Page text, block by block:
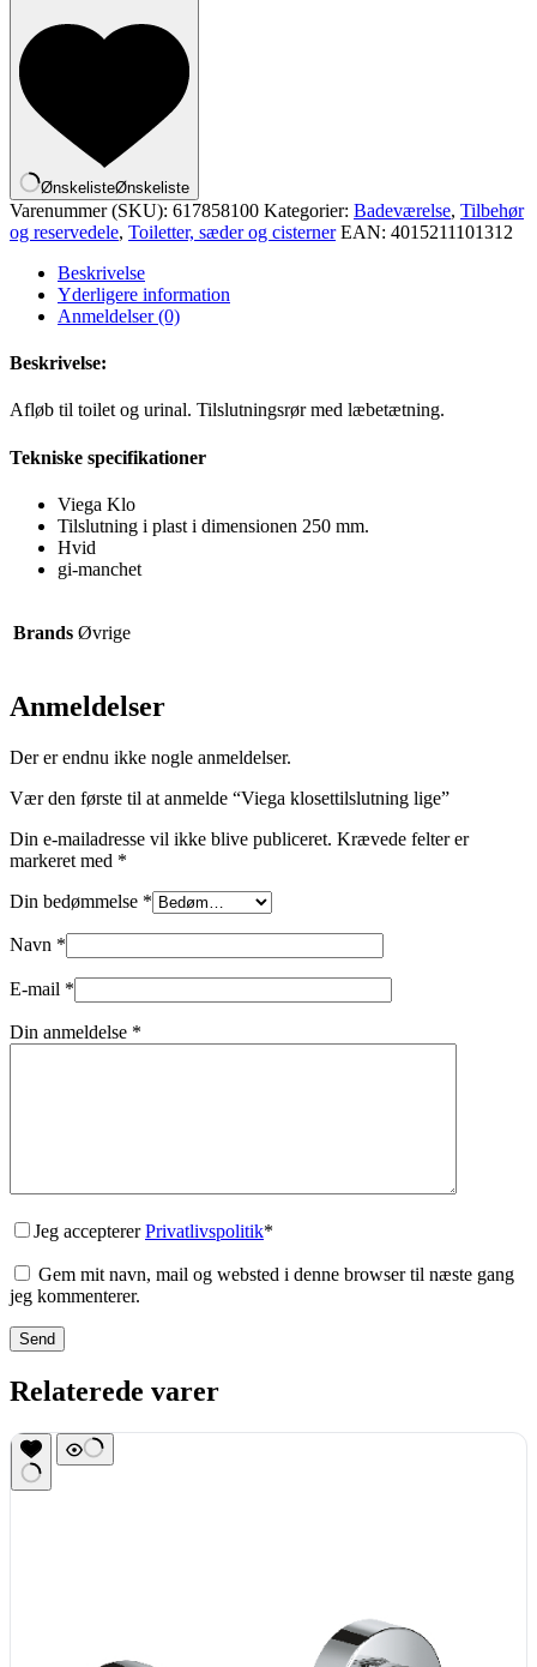
ØnskelisteØnskeliste
Varenummer (SKU): 617858100 Kategorier: Badeværelse, Tilbehør
og reservedele, Toiletter, sæder og cisterner EAN: 4015211101312
Beskrivelse
Yderligere information
Anmeldelser (0)
Beskrivelse:
Afløb til toilet og urinal. Tilslutningsrør med læbetætning.
Tekniske specifikationer
Viega Klo
Tilslutning i plast i dimensionen 250 mm.
Hvid
gi-manchet
Brands Øvrige
Anmeldelser
Der er endnu ikke nogle anmeldelser.
Vær den første til at anmelde “Viega klosettilslutning lige”
Din e-mailadresse vil ikke blive publiceret. Krævede felter er
markeret med *
Din bedømmelse *
Navn *
E-mail *
Din anmeldelse *
Jeg acceptererPrivatlivspolitik*
Gem mit navn, mail og websted i denne browser til næste gang
jeg kommenterer.
Send
Relaterede varer